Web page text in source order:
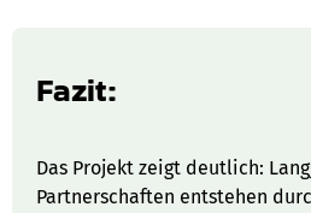
Fazit:
Das Projekt zeigt deutlich:
Partnerschaften entstehen